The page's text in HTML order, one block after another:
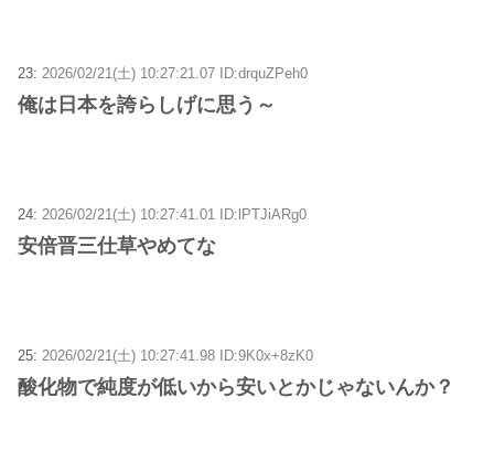
23: 2026/02/21(土) 10:27:21.07 ID:drquZPeh0
俺は日本を誇らしげに思う～
24: 2026/02/21(土) 10:27:41.01 ID:lPTJiARg0
安倍晋三仕草やめてな
25: 2026/02/21(土) 10:27:41.98 ID:9K0x+8zK0
酸化物で純度が低いから安いとかじゃないんか？